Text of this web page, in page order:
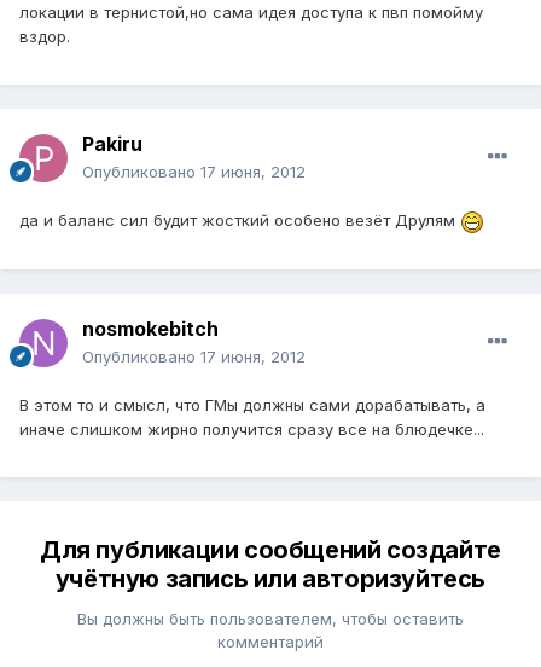
локации в тернистой,но сама идея доступа к пвп помойму
вздор.
Pakiru
Опубликовано 17 июня, 2012
да и баланс сил будит жосткий особено везёт Друлям
nosmokebitch
Опубликовано 17 июня, 2012
В этом то и смысл, что ГМы должны сами дорабатывать, а
иначе слишком жирно получится сразу все на блюдечке...
Для публикации сообщений создайте
учётную запись или авторизуйтесь
Вы должны быть пользователем, чтобы оставить
комментарий